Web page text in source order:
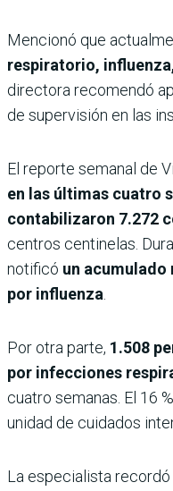
Mencionó que
respiratorio,
directora recomendó
de supervisión en las
El reporte semanal de
en las últimas cuatro
contabilizaron 7.272
centros centinelas.
notificó un acumulado
por influenza.
Por otra parte, 1.508
por infecciones
cuatro semanas. El 16
unidad de cuidados
La especialista recordó